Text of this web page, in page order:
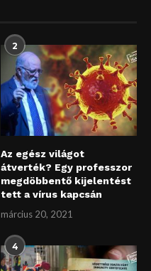
2
Az egész világot
átverték? Egy professzor
megdöbbentő kijelentést
tett a vírus kapcsán
március 20, 2021
4